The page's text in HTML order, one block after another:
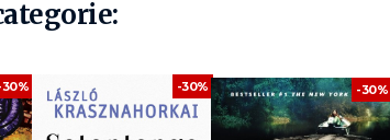
30% -30% -30%